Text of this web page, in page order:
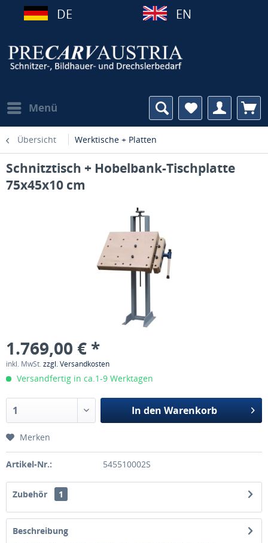
DE EN
Menü
Übersicht Werktische + Platten
Schnitztisch + Hobelbank-Tischplatte
75x45x10 cm
1.769,00 € *
inkl. MwSt.zzgl. Versandkosten
Versandfertig in ca.1-9 Werktagen
In den Warenkorb
Merken
Artikel-Nr.: 545510002S
Zubehör 1
Beschreibung